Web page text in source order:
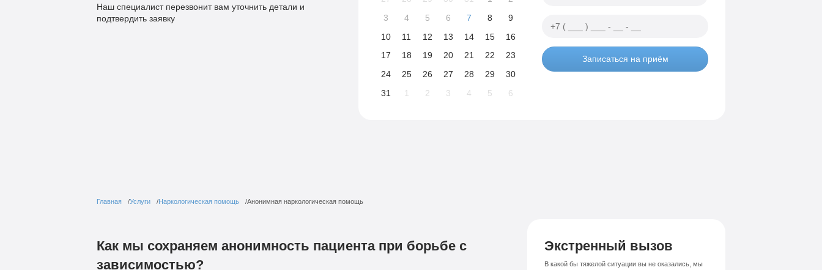
Наш специалист перезвонит вам уточнить детали и
подтвердить заявку
3
4 5 6 7 8
9
10
11 12 13 14 15
16
17
18 19 20 21 22
23
24
25 26 27 28 29
30
31
1 2 3 4 5 6
Записаться на приём
Главная Услуги Наркологическая помощь Анонимная наркологическая помощь
Как мы сохраняем анонимность пациента при борьбе с
зависимостью?
Экстренный вызов
В какой бы тяжелой ситуации вы не оказались, мы